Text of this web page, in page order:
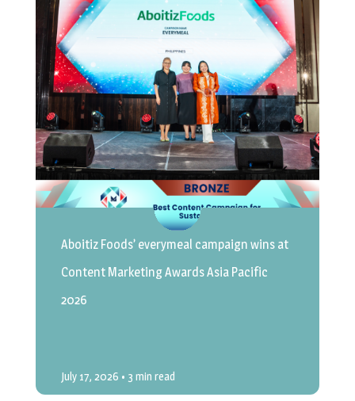
Aboitiz Foods’ everymeal campaign wins at
Content Marketing Awards Asia Pacific
2026
July 17, 2026 • 3 min read